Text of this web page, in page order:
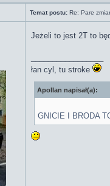
Temat postu: Re: Pare
Jeżeli to jest 2T to
łan cyl, tu stroke
Apollan napisał(a):
GNICIE I BRODA